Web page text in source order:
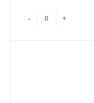
- +